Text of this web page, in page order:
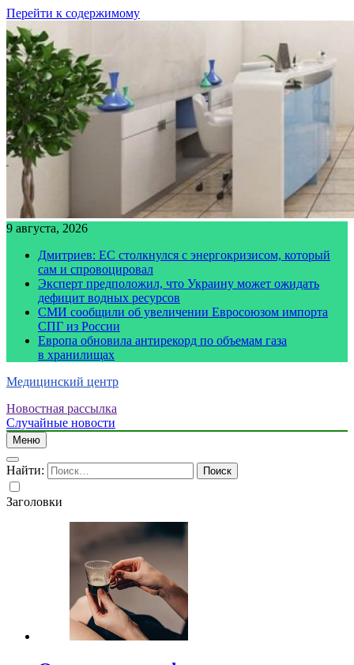
Перейти к содержимому
9 августа, 2026
Дмитриев: ЕС столкнулся с энергокризисом, который
сам и спровоцировал
Эксперт предположил, что Украину может ожидать
дефицит водных ресурсов
СМИ сообщили об увеличении Евросоюзом импорта
СПГ из России
Европа обновила антирекорд по объемам газа
в хранилищах
Медицинский центр
Новостная рассылка
Случайные новости
Меню
Найти:
Заголовки